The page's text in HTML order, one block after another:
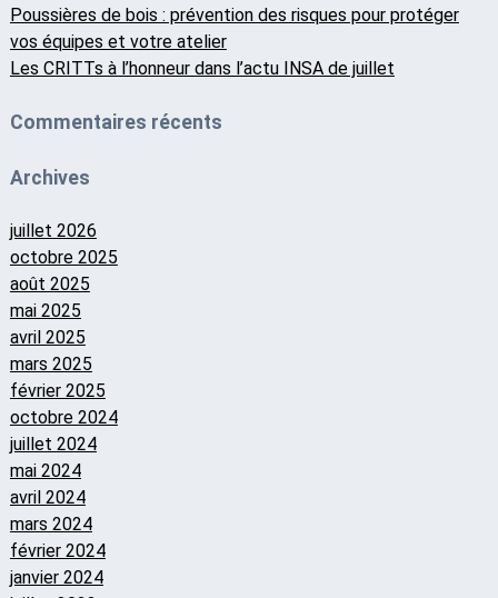
Poussières de bois : prévention des risques pour protéger
vos équipes et votre atelier
Les CRITTs à l’honneur dans l’actu INSA de juillet
Commentaires récents
Archives
juillet 2026
octobre 2025
août 2025
mai 2025
avril 2025
mars 2025
février 2025
octobre 2024
juillet 2024
mai 2024
avril 2024
mars 2024
février 2024
janvier 2024